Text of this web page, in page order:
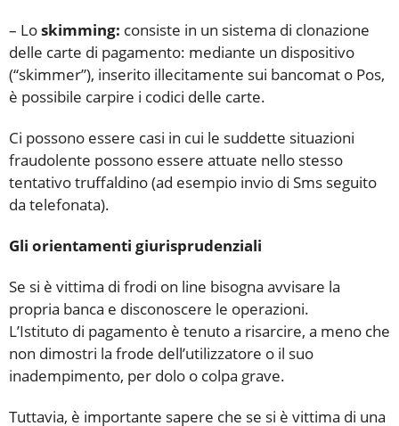
– Loskimming: consiste in un sistema di clonazione
delle carte di pagamento: mediante un dispositivo
(“skimmer”), inserito illecitamente sui bancomat o Pos,
è possibile carpire i codici delle carte.
Ci possono essere casi in cui le suddette situazioni
fraudolente possono essere attuate nello stesso
tentativo truffaldino (ad esempio invio di Sms seguito
da telefonata).
Gli orientamenti giurisprudenziali
Se si è vittima di frodi on line bisogna avvisare la
propria banca e disconoscere le operazioni.
L’Istituto di pagamento è tenuto a risarcire, a meno che
non dimostri la frode dell’utilizzatore o il suo
inadempimento, per dolo o colpa grave.
Tuttavia, è importante sapere che se si è vittima di una